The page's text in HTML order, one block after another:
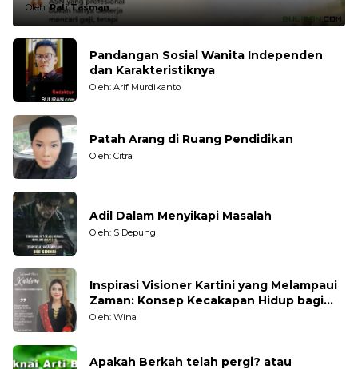
Oleh:Rali Tasman
Pandangan Sosial Wanita Independen
dan Karakteristiknya
Oleh: Arif Murdikanto
Patah Arang di Ruang Pendidikan
Oleh: Citra
Adil Dalam Menyikapi Masalah
Oleh: S Depung
Inspirasi Visioner Kartini yang Melampaui
Zaman: Konsep Kecakapan Hidup bagi
Generasi Muda
Oleh: Wina
Apakah Berkah telah pergi? atau